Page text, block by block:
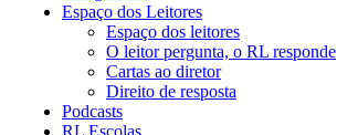
Espaço dos Leitores
Espaço dos leitores
O leitor pergunta, o RL responde
Cartas ao diretor
Direito de resposta
Podcasts
RL Escolas